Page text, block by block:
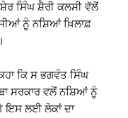
ਸਿੰਘ ਸ਼ੈਰੀ ਕਲਸੀ ਵੱਲੋਂ
ਨੂੰ ਨਸ਼ਿਆਂ ਖ਼ਿਲਾਫ਼
ਕਿ ਸ ਭਗਵੰਤ ਸਿੰਘ
ਸਰਕਾਰ ਵਲੋਂ ਨਸ਼ਿਆਂ ਨੂੰ
ਇਸ ਲਈ ਲੋਕਾਂ ਦਾ